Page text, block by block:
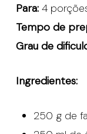
Para:4
Tempo de
Grau de
Ingredientes:
250 g de